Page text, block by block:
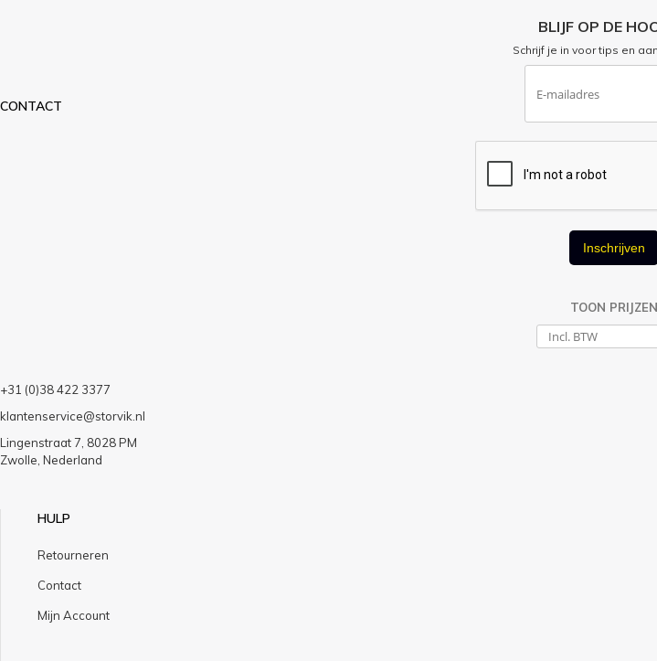
BLIJF OP DE
Schrijf je in voor tips en
Inschrijven
TOON PRIJZEN
CONTACT
+31 (0)38 422 3377
klantenservice@storvik.nl
Lingenstraat 7, 8028 PM
Zwolle, Nederland
HULP
Retourneren
Contact
Mijn Account